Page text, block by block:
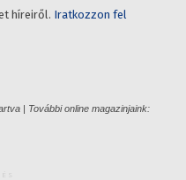
híreiről. Iratkozzon fel
| További online magazinjaink: